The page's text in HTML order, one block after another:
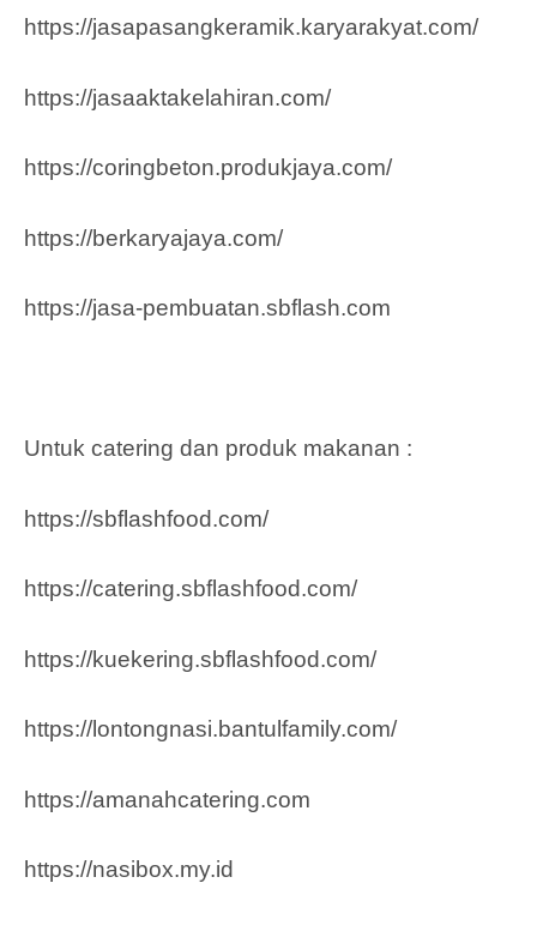
https://jasapasangkeramik.karyarakyat.com/
https://jasaaktakelahiran.com/
https://coringbeton.produkjaya.com/
https://berkaryajaya.com/
https://jasa-pembuatan.sbflash.com
Untuk catering dan produk makanan :
https://sbflashfood.com/
https://catering.sbflashfood.com/
https://kuekering.sbflashfood.com/
https://lontongnasi.bantulfamily.com/
https://amanahcatering.com
https://nasibox.my.id